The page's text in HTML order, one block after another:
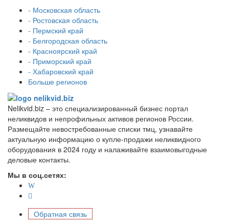
- Московская область
- Ростовская область
- Пермский край
- Белгородская область
- Красноярский край
- Приморский край
- Хабаровский край
Больше регионов
Nelikvid.biz – это специализированный бизнес портал
неликвидов и непрофильных активов регионов России.
Размещайте невостребованные списки тмц, узнавайте
актуальную информацию о купле-продажи неликвидного
оборудования в 2024 году и налаживайте взаимовыгодные
деловые контакты.
Мы в соц.сетях:
Обратная связь